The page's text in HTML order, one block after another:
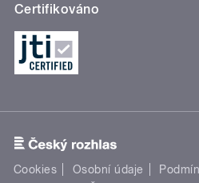
Certifikováno
Cookies Osobní údaje